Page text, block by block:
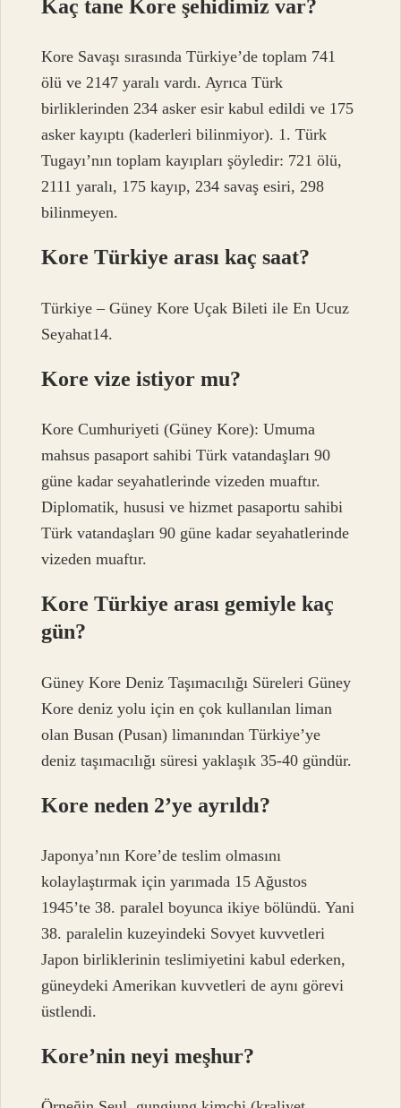
Kaç tane Kore şehidimiz var?
Kore Savaşı sırasında Türkiye’de toplam 741
ölü ve 2147 yaralı vardı. Ayrıca Türk
birliklerinden 234 asker esir kabul edildi ve 175
asker kayıptı (kaderleri bilinmiyor). 1. Türk
Tugayı’nın toplam kayıpları şöyledir: 721 ölü,
2111 yaralı, 175 kayıp, 234 savaş esiri, 298
bilinmeyen.
Kore Türkiye arası kaç saat?
Türkiye – Güney Kore Uçak Bileti ile En Ucuz
Seyahat14.
Kore vize istiyor mu?
Kore Cumhuriyeti (Güney Kore): Umuma
mahsus pasaport sahibi Türk vatandaşları 90
güne kadar seyahatlerinde vizeden muaftır.
Diplomatik, hususi ve hizmet pasaportu sahibi
Türk vatandaşları 90 güne kadar seyahatlerinde
vizeden muaftır.
Kore Türkiye arası gemiyle kaç
gün?
Güney Kore Deniz Taşımacılığı Süreleri Güney
Kore deniz yolu için en çok kullanılan liman
olan Busan (Pusan) limanından Türkiye’ye
deniz taşımacılığı süresi yaklaşık 35-40 gündür.
Kore neden 2’ye ayrıldı?
Japonya’nın Kore’de teslim olmasını
kolaylaştırmak için yarımada 15 Ağustos
1945’te 38. paralel boyunca ikiye bölündü. Yani
38. paralelin kuzeyindeki Sovyet kuvvetleri
Japon birliklerinin teslimiyetini kabul ederken,
güneydeki Amerikan kuvvetleri de aynı görevi
üstlendi.
Kore’nin neyi meşhur?